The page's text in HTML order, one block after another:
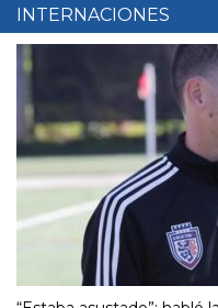
INTERNACIONES